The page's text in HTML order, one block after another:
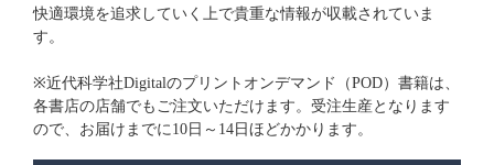
快適環境を追求していく上で貴重な情報が収載されていま
す。
※近代科学社Digitalのプリントオンデマンド（POD）書籍は、
各書店の店舗でもご注文いただけます。受注生産となります
ので、お届けまでに10日～14日ほどかかります。